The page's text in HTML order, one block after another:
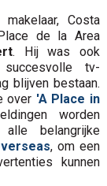
Costa
de la Area
. Hij was ook
tv-
blijven bestaan.
over 'A Place in
worden
belangrijke
, om een
kunnen